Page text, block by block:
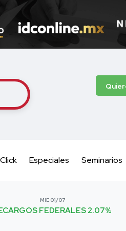
Especiales Seminarios
MIE 01/07
FEDERALES 2.07%